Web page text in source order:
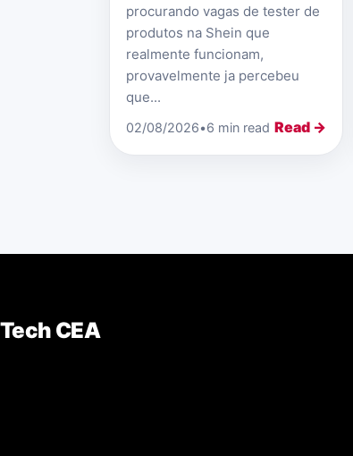
procurando vagas de tester de
produtos na Shein que
realmente funcionam,
provavelmente ja percebeu
que...
02/08/2026•6 min read Read →
Tech CEA